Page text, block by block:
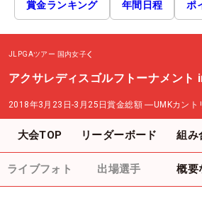
賞金ランキング 年間日程 ポ
JLPGAツアー 国内女子
アクサレディスゴルフトーナメント
2018年3月23日-3月25日賞金総額 ―UMKカント
大会TOP リーダーボード 組み
ライブフォト 出場選手 概要